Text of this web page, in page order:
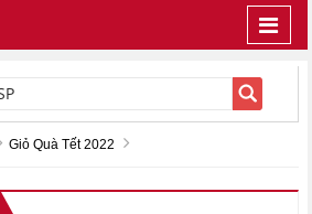
Giỏ Quà Tết 2022